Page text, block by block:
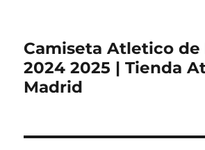
Camiseta Atletico de
2024 2025 | Tienda
Madrid